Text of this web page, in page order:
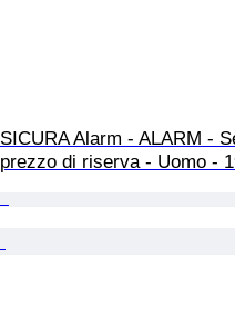
SICURA Alarm - ALARM -
prezzo di riserva - Uomo -